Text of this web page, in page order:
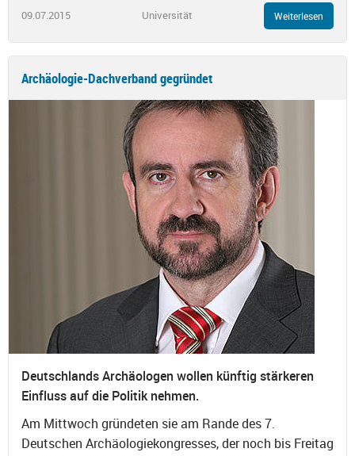
09.07.2015 Universität Weiterlesen
Archäologie-Dachverband gegründet
Deutschlands Archäologen wollen künftig stärkeren
Einfluss auf die Politik nehmen.
Am Mittwoch gründeten sie am Rande des 7.
Deutschen Archäologiekongresses, der noch bis Freitag